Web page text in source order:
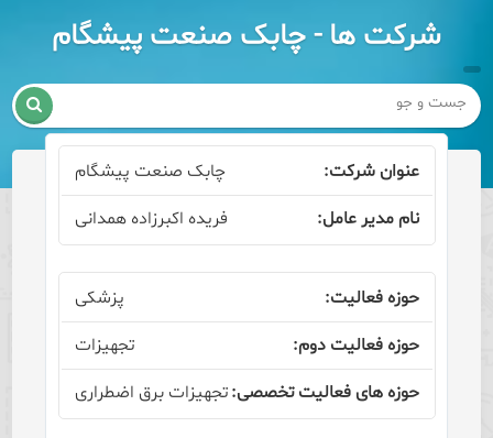
شرکت ها - چابک صنعت پیشگام

چابک صنعت پیشگام
فریده اکبرزاده همدانی
پزشکی
تجهیزات
تجهیزات برق اضطراری